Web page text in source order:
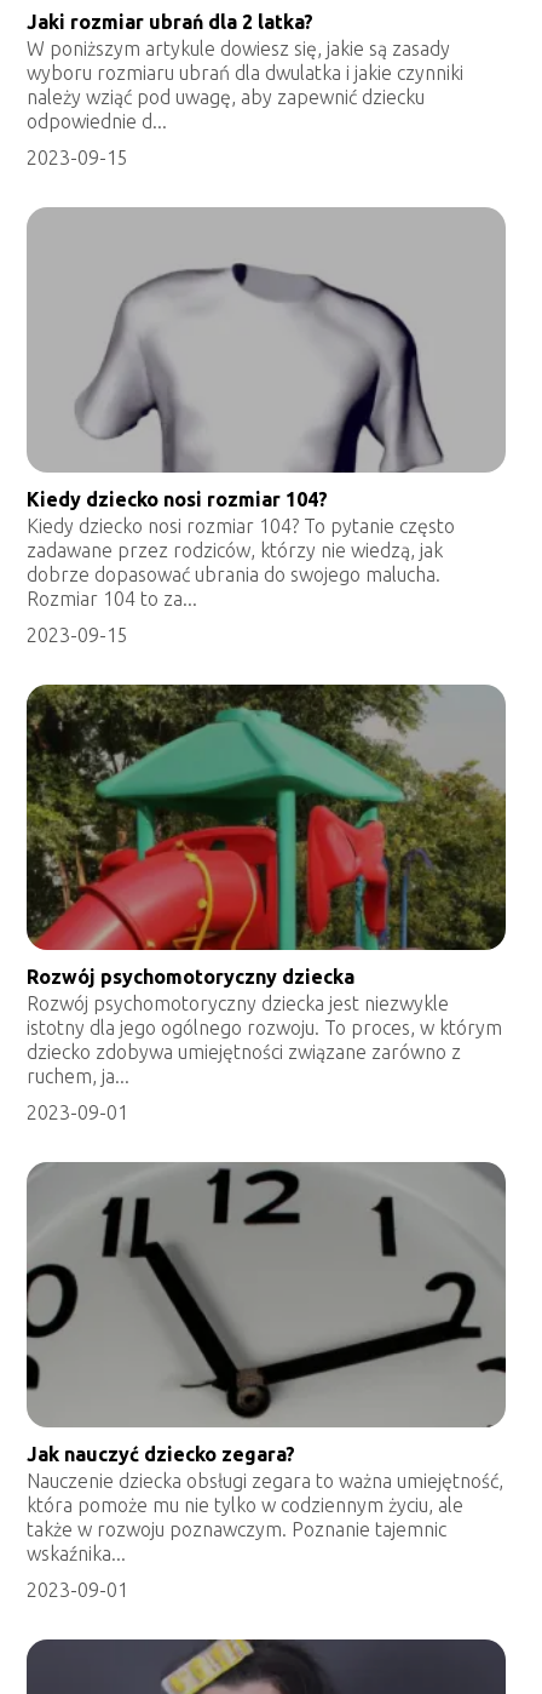
Jaki rozmiar ubrań dla 2 latka?
W poniższym artykule dowiesz się, jakie są zasady
wyboru rozmiaru ubrań dla dwulatka i jakie czynniki
należy wziąć pod uwagę, aby zapewnić dziecku
odpowiednie d...
2023-09-15
Kiedy dziecko nosi rozmiar 104?
Kiedy dziecko nosi rozmiar 104? To pytanie często
zadawane przez rodziców, którzy nie wiedzą, jak
dobrze dopasować ubrania do swojego malucha.
Rozmiar 104 to za...
2023-09-15
Rozwój psychomotoryczny dziecka
Rozwój psychomotoryczny dziecka jest niezwykle
istotny dla jego ogólnego rozwoju. To proces, w którym
dziecko zdobywa umiejętności związane zarówno z
ruchem, ja...
2023-09-01
Jak nauczyć dziecko zegara?
Nauczenie dziecka obsługi zegara to ważna umiejętność,
która pomoże mu nie tylko w codziennym życiu, ale
także w rozwoju poznawczym. Poznanie tajemnic
wskaźnika...
2023-09-01